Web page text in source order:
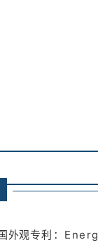
外观专利：